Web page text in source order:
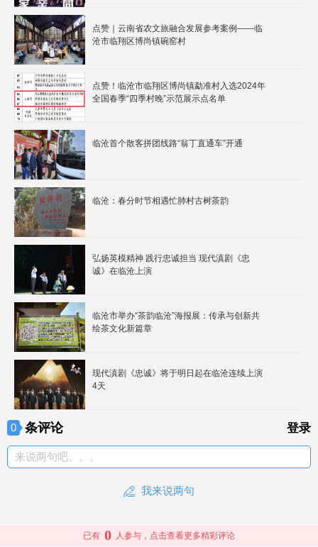
点赞｜云南省农文旅融合发展参考案例——临
沧市临翔区博尚镇碗窑村
点赞！临沧市临翔区博尚镇勐准村入选2024年
全国春季“四季村晚”示范展示点名单
临沧首个散客拼团线路“翁丁直通车”开通
临沧：春分时节相遇忙肺村古树茶韵
弘扬英模精神 践行忠诚担当 现代滇剧《忠
诚》在临沧上演
临沧市举办“茶韵临沧”海报展：传承与创新共
绘茶文化新篇章
现代滇剧《忠诚》将于明日起在临沧连续上演
4天
0 条评论 登录
来说两句吧。。。
我来说两句
已有 0 人参与，点击查看更多精彩评论